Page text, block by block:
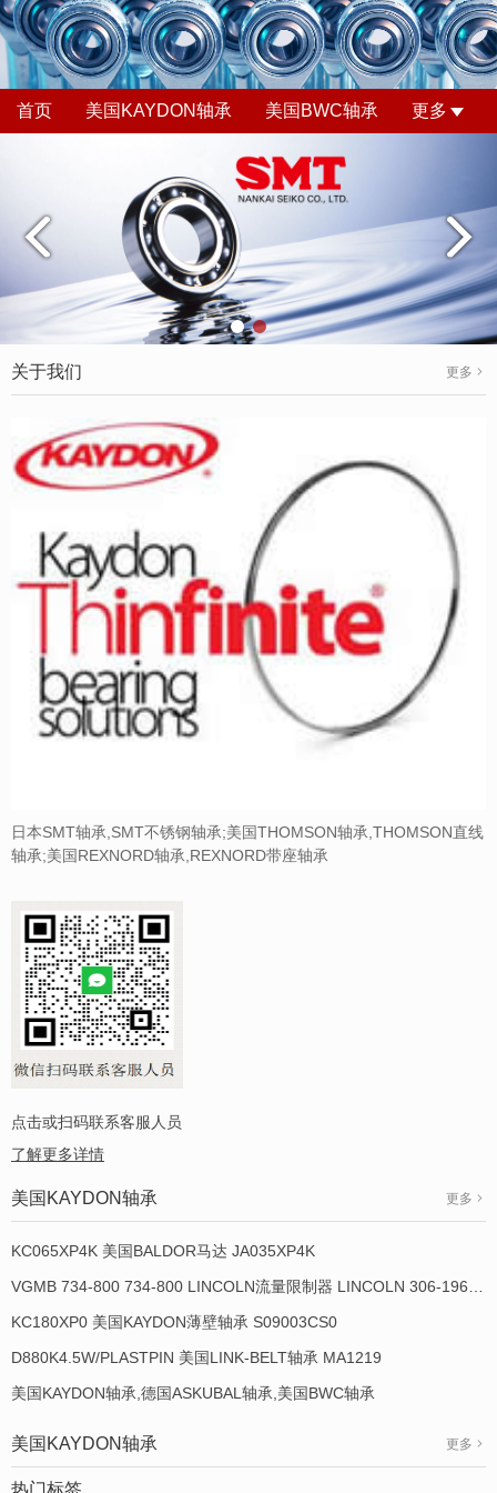
首页 美国KAYDON轴承 美国BWC轴承 更多
关于我们 更多
日本SMT轴承,SMT不锈钢轴承;美国THOMSON轴承,THOMSON直线
轴承;美国REXNORD轴承,REXNORD带座轴承
点击或扫码联系客服人员
了解更多详情
美国KAYDON轴承 更多
KC065XP4K 美国BALDOR马达 JA035XP4K
KC180XP0 美国KAYDON薄壁轴承 S09003CS0
D880K4.5W/PLASTPIN 美国LINK-BELT轴承 MA1219
美国KAYDON轴承,德国ASKUBAL轴承,美国BWC轴承
美国KAYDON轴承 更多
热门标签